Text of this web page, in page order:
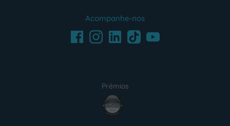
Acompanhe-nos
FacebookInstagramLinkedInTikTokYoutube
Prémios
award4